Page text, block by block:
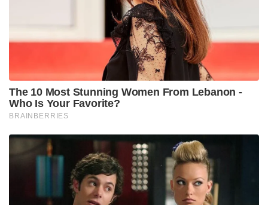
The 10 Most Stunning Women From Lebanon -
Who Is Your Favorite?
BRAINBERRIES